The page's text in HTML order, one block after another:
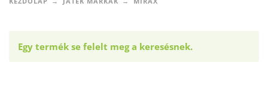
Egy termék se felelt meg a keresésnek.